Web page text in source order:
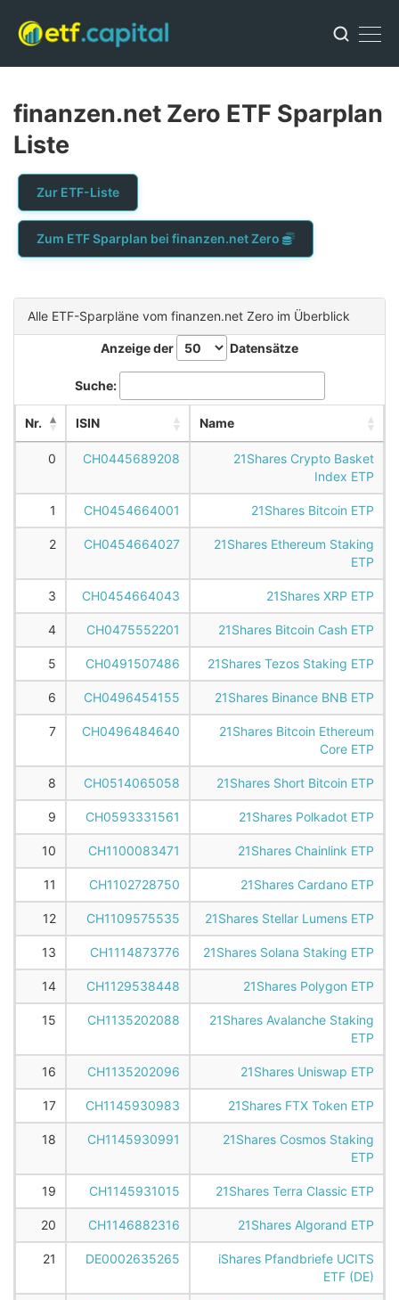
finanzen.net Zero ETF Sparplan
Liste
Zur ETF-Liste
Zum ETF Sparplan bei finanzen.net Zero
Alle ETF-Sparpläne vom finanzen.net Zero im Überblick
Anzeige der Datensätze
Suche:
Nr. ISIN Name
0 CH0445689208
21Shares Crypto Basket
Index ETP
1 CH0454664001 21Shares Bitcoin ETP
2 CH0454664027
21Shares Ethereum Staking
ETP
3 CH0454664043 21Shares XRP ETP
4 CH0475552201 21Shares Bitcoin Cash ETP
5 CH0491507486 21Shares Tezos Staking ETP
6 CH0496454155 21Shares Binance BNB ETP
7 CH0496484640
21Shares Bitcoin Ethereum
Core ETP
8 CH0514065058 21Shares Short Bitcoin ETP
9 CH0593331561 21Shares Polkadot ETP
10 CH1100083471 21Shares Chainlink ETP
11 CH1102728750 21Shares Cardano ETP
12 CH1109575535 21Shares Stellar Lumens ETP
13 CH1114873776 21Shares Solana Staking ETP
14 CH1129538448 21Shares Polygon ETP
15 CH1135202088
21Shares Avalanche Staking
ETP
16 CH1135202096 21Shares Uniswap ETP
17 CH1145930983 21Shares FTX Token ETP
18 CH1145930991
21Shares Cosmos Staking
ETP
19 CH1145931015 21Shares Terra Classic ETP
20 CH1146882316 21Shares Algorand ETP
21 DE0002635265
iShares Pfandbriefe UCITS
ETF (DE)